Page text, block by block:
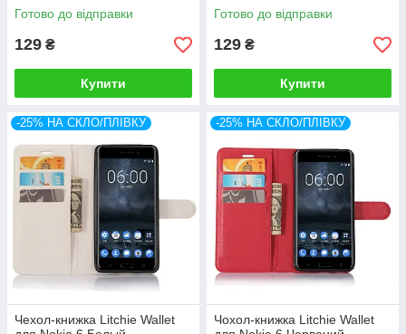
Готово до відправки
129 ₴
Купити
Готово до відправки
129 ₴
Купити
-25% НА СКЛО/ПЛІВКУ
Чехол-книжка Litchie Wallet
-25% НА СКЛО/ПЛІВКУ
Чохол-книжка Litchie Wallet